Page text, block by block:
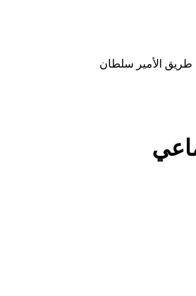
الأمير سلطان